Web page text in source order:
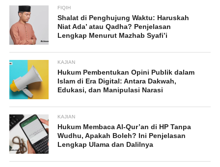
FIQIH
Shalat di Penghujung Waktu: Haruskah
Niat Ada’ atau Qadha? Penjelasan
Lengkap Menurut Mazhab Syafi’i
KAJIAN
Hukum Pembentukan Opini Publik dalam
Islam di Era Digital: Antara Dakwah,
Edukasi, dan Manipulasi Narasi
KAJIAN
Hukum Membaca Al-Qur’an di HP Tanpa
Wudhu, Apakah Boleh? Ini Penjelasan
Lengkap Ulama dan Dalilnya